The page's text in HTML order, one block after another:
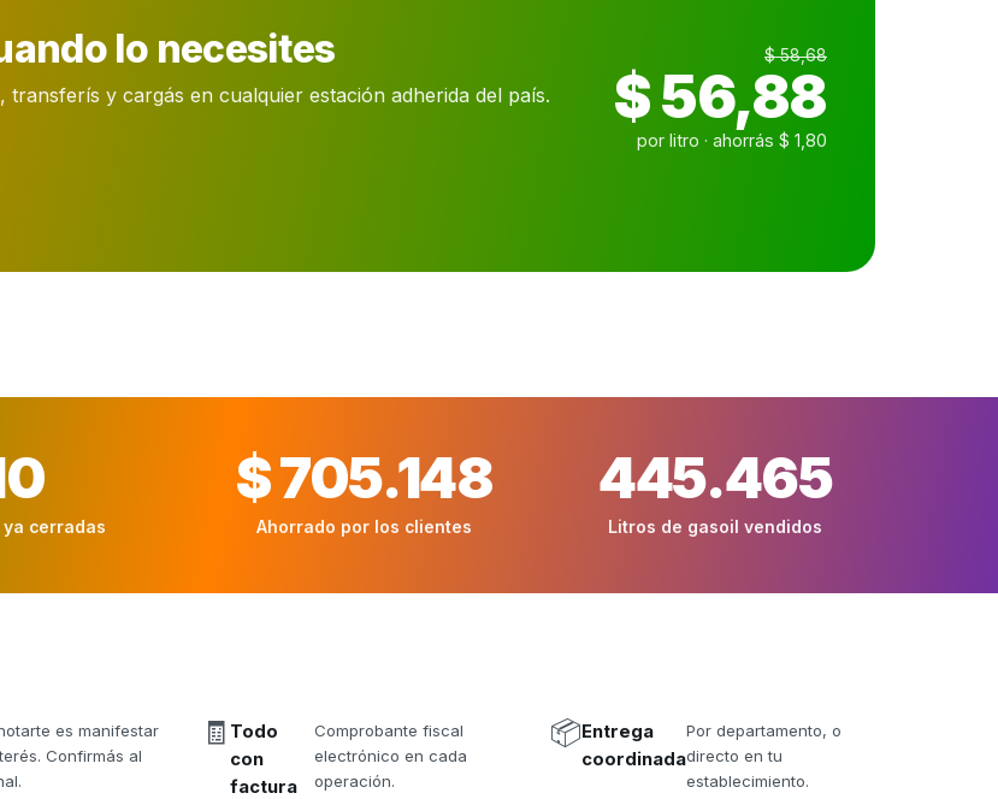
lo necesites
y cargás en cualquier estación adherida del país.
$ 58,68
$ 56,88
por litro · ahorrás $ 1,80
ya cerradas
$ 705.148
Ahorrado por los clientes
445.465
Litros de gasoil vendidos
es manifestar
Confirmás al
🧾 Todo
con
factura
Comprobante fiscal
electrónico en cada
operación.
📦Entrega
coordinada
Por departamento, o
directo en tu
establecimiento.